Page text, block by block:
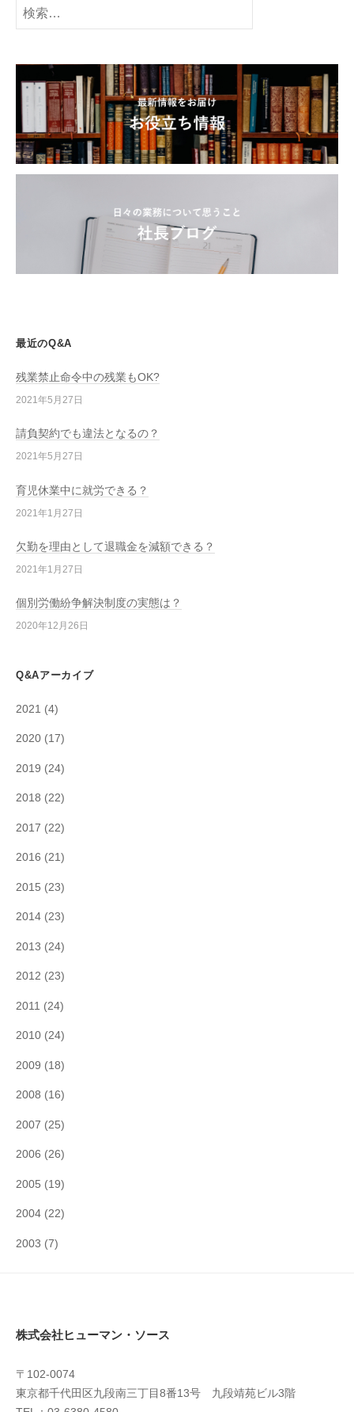
検
索:
最近のQ&A
残業禁止命令中の残業もOK?
2021年5月27日
請負契約でも違法となるの？
2021年5月27日
育児休業中に就労できる？
2021年1月27日
欠勤を理由として退職金を減額できる？
2021年1月27日
個別労働紛争解決制度の実態は？
2020年12月26日
Q&Aアーカイブ
2021 (4)
2020 (17)
2019 (24)
2018 (22)
2017 (22)
2016 (21)
2015 (23)
2014 (23)
2013 (24)
2012 (23)
2011 (24)
2010 (24)
2009 (18)
2008 (16)
2007 (25)
2006 (26)
2005 (19)
2004 (22)
2003 (7)
株式会社ヒューマン・ソース
〒102-0074
東京都千代田区九段南三丁目8番13号 九段靖苑ビル3階